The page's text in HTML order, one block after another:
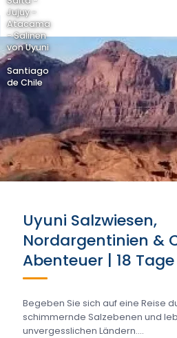
Jujuy -
Atacama
- Salinen
von Uyuni
-
Santiago
de Chile
Uyuni Salzwiesen,
Nordargentinien &
Abenteuer | 18 Tage
Begeben Sie sich auf eine Reise
schimmernde Salzebenen und
unvergesslichen Ländern....